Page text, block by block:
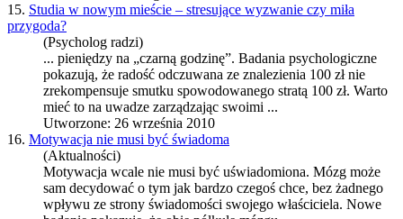
15. Studia w nowym mieście – stresujące wyzwanie czy miła
przygoda?
(Psycholog radzi)
... pieniędzy na „czarną godzinę”. Badania psychologiczne
pokazują, że radość odczuwana ze znalezienia 100 zł nie
zrekompensuje smutku spowodowanego stratą 100 zł. Warto
mieć to na uwadze zarządzając swoimi ...
Utworzone: 26 września 2010
16. Motywacja nie musi być świadoma
(Aktualności)
Motywacja wcale nie musi być uświadomiona. Mózg może
sam decydować o tym jak bardzo czegoś chce, bez żadnego
wpływu ze strony świadomości swojego właściciela. Nowe